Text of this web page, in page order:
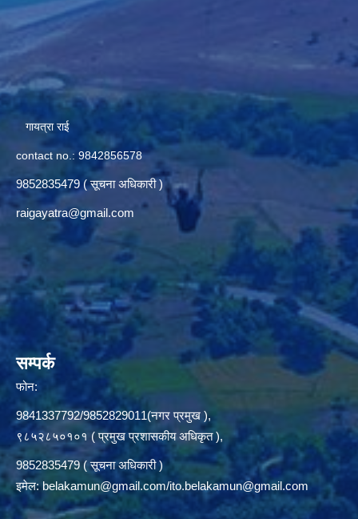
गायत्रा राई
contact no.: 9842856578
9852835479 ( सूचना अधिकारी )
raigayatra@gmail.com
सम्पर्क
फोन:
9841337792/9852829011(नगर प्रमुख ),
९८५२८५०१०१ ( प्रमुख प्रशासकीय अधिकृत ),
9852835479 ( सूचना अधिकारी )
इमेल:belakamun@gmail.com/ito.belakamun@gmail.com